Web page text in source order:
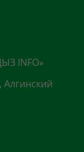
INFO»
Алгинский